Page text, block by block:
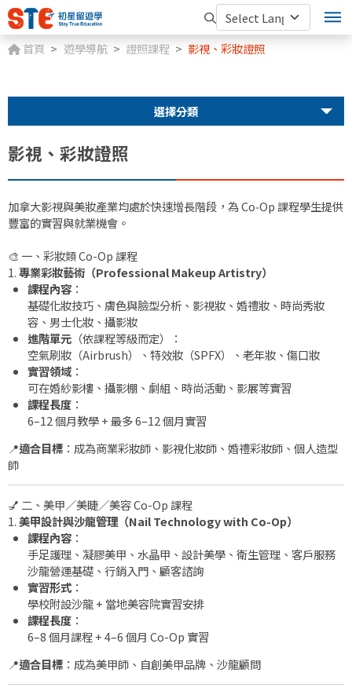
首頁 遊學導航 證照課程 影視、彩妝證照
選擇分類
影視、彩妝證照
加拿大影視與美妝產業均處於快速增長階段，為 Co‑Op 課程學生提供
豐富的實習與就業機會。
🎨 一、彩妝類 Co-Op 課程
1.專業彩妝藝術（Professional Makeup Artistry）
課程內容 ：
基礎化妝技巧、膚色與臉型分析、影視妝、婚禮妝、時尚秀妝
容、男士化妝、攝影妝
進階單元 （依課程等級而定）：
空氣刷妝（Airbrush）、特效妝（SPFX）、老年妝、傷口妝
實習領域 ：
可在婚紗影樓、攝影棚、劇組、時尚活動、影展等實習
課程長度 ：
6–12 個月教學 + 最多 6–12 個月實習
📍適合目標 ：成為商業彩妝師、影視化妝師、婚禮彩妝師、個人造型
師
💅 二、美甲／美睫／美容 Co-Op 課程
1.美甲設計與沙龍管理（Nail Technology with Co-Op）
課程內容 ：
手足護理、凝膠美甲、水晶甲、設計美學、衛生管理、客戶服務
沙龍營運基礎、行銷入門、顧客諮詢
實習形式 ：
學校附設沙龍 + 當地美容院實習安排
課程長度 ：
6–8 個月課程 + 4–6 個月 Co-Op 實習
📍適合目標 ：成為美甲師、自創美甲品牌、沙龍顧問